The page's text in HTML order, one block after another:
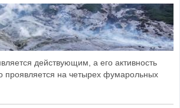
действующим, а его активность
проявляется на четырех фумарольных